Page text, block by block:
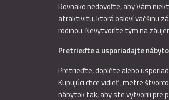
Rovnako nedovoľte, aby Vám
atraktivitu, ktorá osloví väčšinu
rodinou. Nevytvoríte tým na
Pretrieďte a usporiadajte
Pretrieďte, doplňte alebo
Kupujúci chce vidieť „metre
nábytok tak, aby ste vytvorili pre